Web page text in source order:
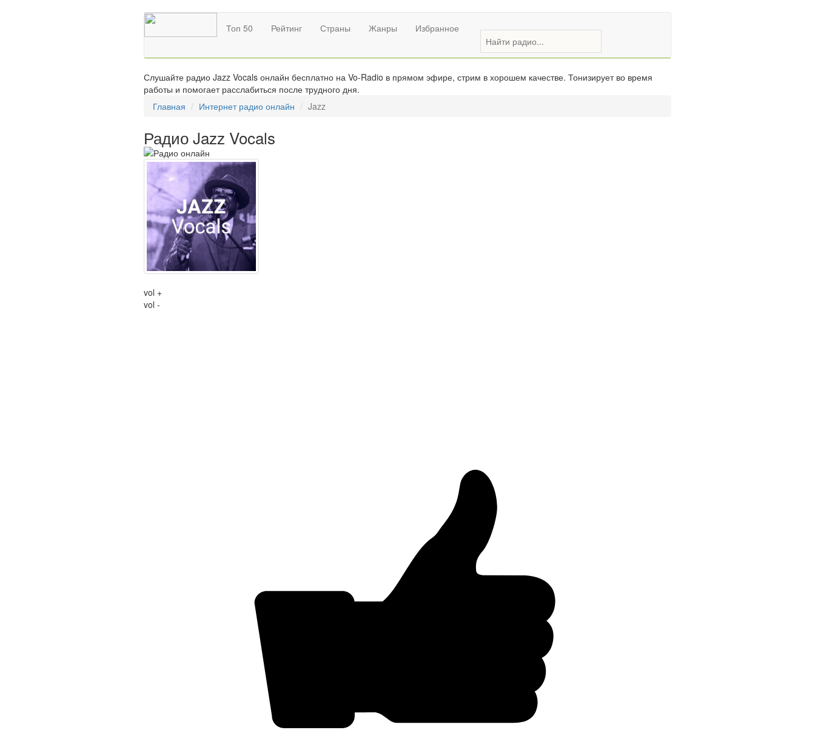
Топ 50 Рейтинг Страны Жанры Избранное
Слушайте радио Jazz Vocals онлайн бесплатно на Vo-Radio в прямом эфире, стрим в хорошем качестве. Тонизирует во время
работы и помогает расслабиться после трудного дня.
Главная
Интернет радио онлайн Jazz
Радио Jazz Vocals
vol +
vol -